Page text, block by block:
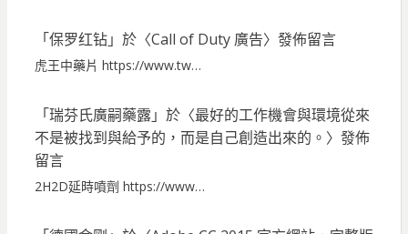
「保罗红钻」於〈Call of Duty 廣告〉發佈留言
虎王中藥片 https://www.tw…
「瑞芬氏廣嗣藥露」於〈最好的工作機會與環境從來
不是被找到與給予的，而是自己創造出來的。 〉發佈
留言
2H2D延時噴劑 https://www…